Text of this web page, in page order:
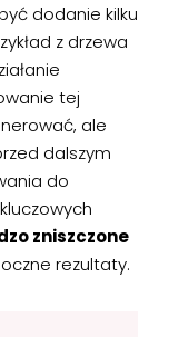
dodanie kilku
z drzewa
tej
ale
dalszym
do
zniszczone
rezultaty.